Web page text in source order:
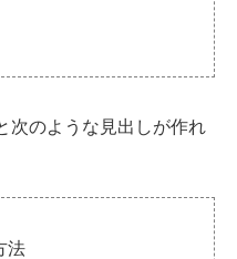
次のような見出しが作れ
法